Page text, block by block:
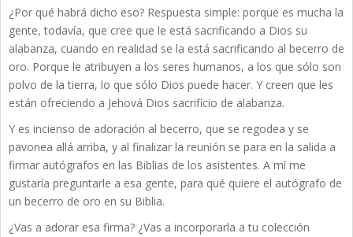
¿Por qué habrá dicho eso? Respuesta simple: porque es mucha la
gente, todavía, que cree que le está sacrificando a Dios su
alabanza, cuando en realidad se la está sacrificando al becerro de
oro. Porque le atribuyen a los seres humanos, a los que sólo son
polvo de la tierra, lo que sólo Dios puede hacer. Y creen que les
están ofreciendo a Jehová Dios sacrificio de alabanza.
Y es incienso de adoración al becerro, que se regodea y se
pavonea allá arriba, y al finalizar la reunión se para en la salida a
firmar autógrafos en las Biblias de los asistentes. A mí me
gustaría preguntarle a esa gente, para qué quiere el autógrafo de
un becerro de oro en su Biblia.
¿Vas a adorar esa firma? ¿Vas a incorporarla a tu colección